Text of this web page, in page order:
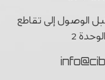
الوصول إلى تقاطع